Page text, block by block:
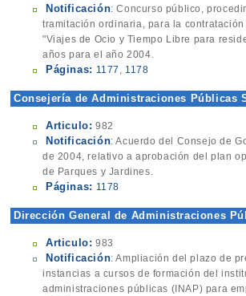
Notificación: Concurso público,
tramitación ordinaria, para la
"Viajes de Ocio y Tiempo Libre para
años para el año 2004.
Páginas: 1177 , 1178
Consejería de Administraciones Públicas
Articulo: 982
Notificación: Acuerdo del Consejo de
de 2004, relativo a aprobación del plan
de Parques y Jardines.
Páginas: 1178
Dirección General de Administraciones
Articulo: 983
Notificación: Ampliación del plazo de
instancias a cursos de formación del
administraciones públicas (INAP) para